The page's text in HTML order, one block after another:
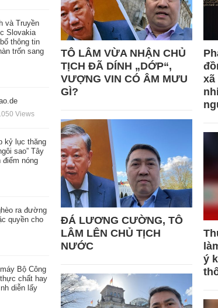
và Truyền
Slovakia
thông tin
trốn sang
Views
kỷ lục thăng
sao” Tây
điểm nóng
ra đường
quyền cho
Bộ Công
chất hay
diễn lấy
TÔ LÂM VỪA NHẬN CHỦ
TỊCH ĐÃ DÍNH „DỚP“,
VƯỢNG VIN CÓ ÂM MƯU
GÌ?
ĐÁ LƯƠNG CƯỜNG, TÔ
LÂM LÊN CHỦ TỊCH
NƯỚC
xã
ý